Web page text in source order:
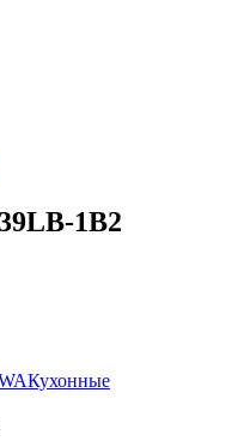
1B2
Кухонные